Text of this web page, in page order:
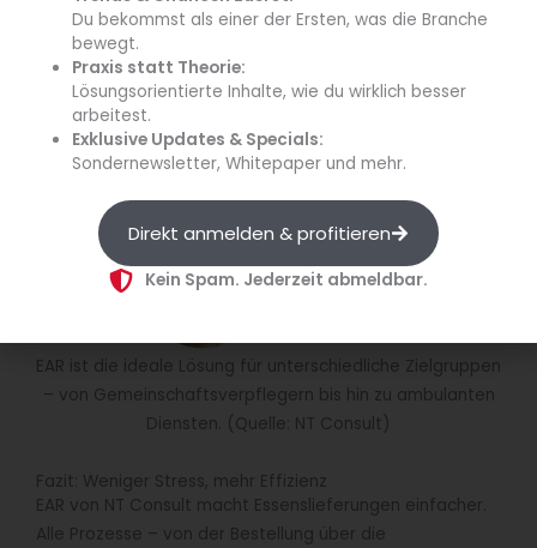
EAR ist die ideale Lösung für unterschiedliche Zielgruppen
– von Gemeinschaftsverpflegern bis hin zu ambulanten
Diensten. (Quelle: NT Consult)
Fazit: Weniger Stress, mehr Effizienz
EAR von NT Consult macht Essenslieferungen einfacher.
Alle Prozesse – von der Bestellung über die
Du bekommst als einer der Ersten, was die Branche
bewegt.
Praxis statt Theorie:
Lösungsorientierte Inhalte, wie du wirklich besser
arbeitest.
Exklusive Updates & Specials:
Sondernewsletter, Whitepaper und mehr.
Direkt anmelden & profitieren
Kein Spam. Jederzeit abmeldbar.